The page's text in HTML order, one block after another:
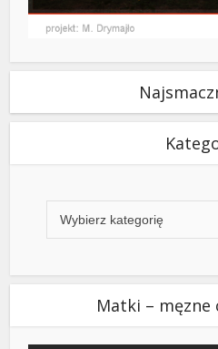
Matki – męzne